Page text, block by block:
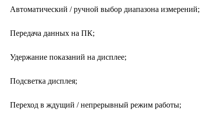
Автоматический / ручной выбор диапазона измерений;
Передача данных на ПК;
Удержание показаний на дисплее;
Подсветка дисплея;
Переход в ждущий / непрерывный режим работы;